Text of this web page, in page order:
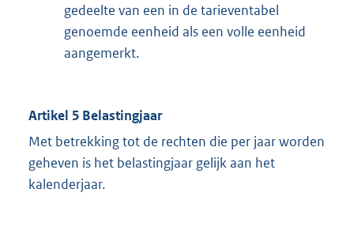
gedeelte van een in de tarieventabel
genoemde eenheid als een volle eenheid
aangemerkt.
Artikel 5 Belastingjaar
Met betrekking tot de rechten die per jaar worden
geheven is het belastingjaar gelijk aan het
kalenderjaar.